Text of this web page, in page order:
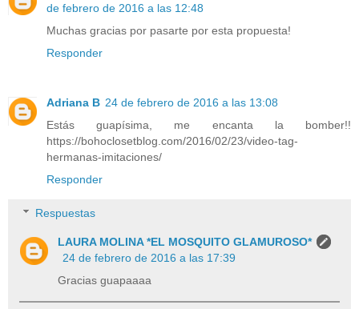
de febrero de 2016 a las 12:48
Muchas gracias por pasarte por esta propuesta!
Responder
Adriana B 24 de febrero de 2016 a las 13:08
Estás guapísima, me encanta la bomber!!
https://bohoclosetblog.com/2016/02/23/video-tag-
hermanas-imitaciones/
Responder
Respuestas
LAURA MOLINA *EL MOSQUITO GLAMUROSO*
24 de febrero de 2016 a las 17:39
Gracias guapaaaa